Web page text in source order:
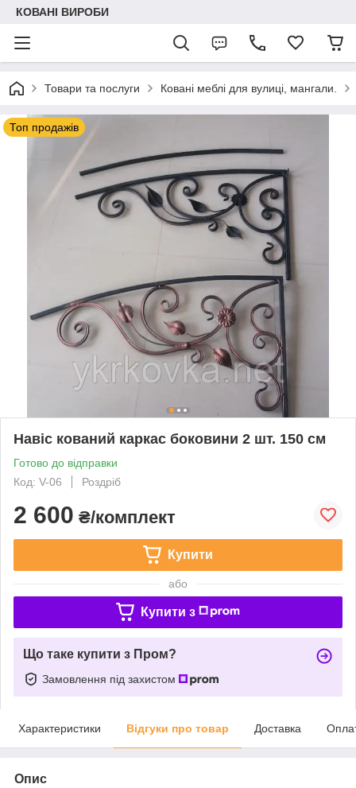
КОВАНІ ВИРОБИ
Товари та послуги Ковані меблі для вулиці, мангали.
Топ продажів
Навіс кований каркас боковини 2 шт. 150 см
Готово до відправки
Код: V-06
Роздріб
2 600 ₴/комплект
Купити
або
Купити з
Що таке купити з Пром?
Замовлення під захистом
Характеристики Відгуки про товар Доставка
Опис